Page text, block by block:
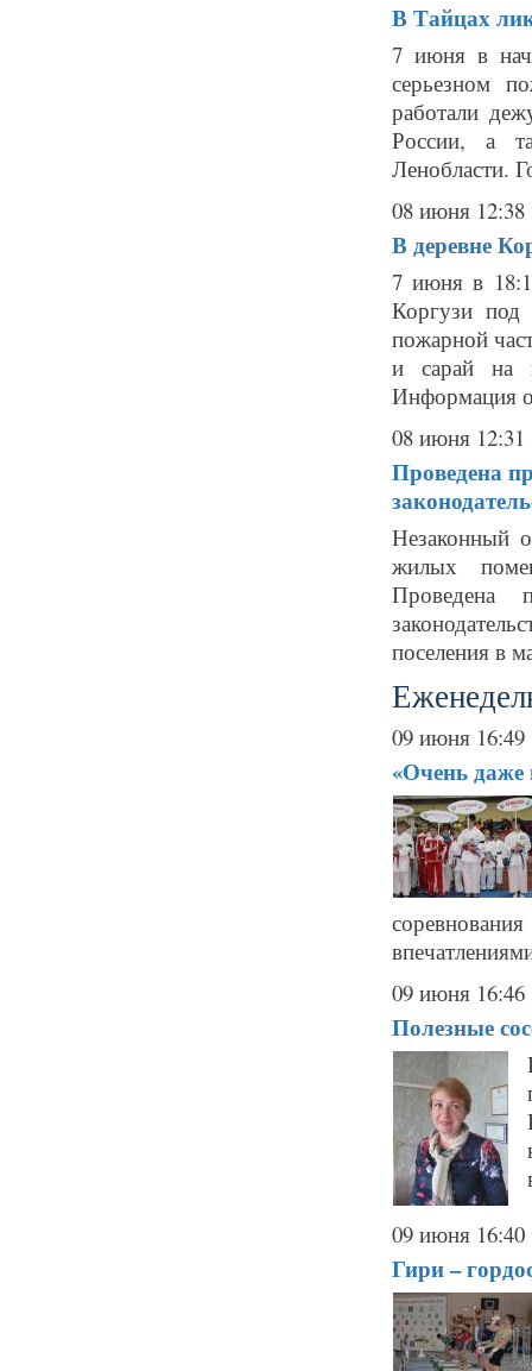
В Тайцах
7 июня в
серьезном
работали
России, а
Ленобласти.
08 июня 12:38
В деревне
7 июня в
Коргузи под
пожарной
и сарай на
Информация
08 июня 12:31
Проведена
Незаконный
жилых
Проведена
поселения в
09 июня 16:49
«Очень
09 июня 16:46
Полезные
09 июня 16:40
Гири –